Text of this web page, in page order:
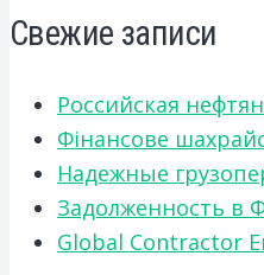
Свежие записи
Российская
Фінансове
Надежные
Задолженность в
Global Contractor